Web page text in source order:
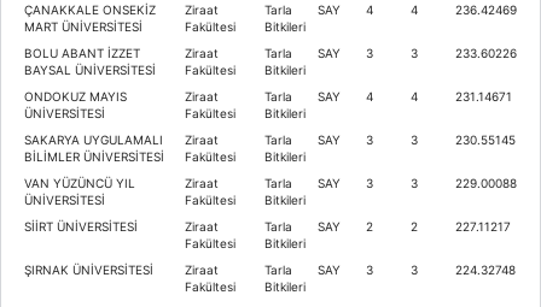
ÇANAKKALE ONSEKİZ
MART ÜNİVERSİTESİ
Ziraat
Fakültesi
Tarla
Bitkileri
SAY 4 4 236.42469
BOLU ABANT İZZET
BAYSAL ÜNİVERSİTESİ
Ziraat
Fakültesi
Tarla
Bitkileri
SAY 3 3 233.60226
ONDOKUZ MAYIS
ÜNİVERSİTESİ
Ziraat
Fakültesi
Tarla
Bitkileri
SAY 4 4 231.14671
SAKARYA UYGULAMALI
BİLİMLER ÜNİVERSİTESİ
Ziraat
Fakültesi
Tarla
Bitkileri
SAY 3 3 230.55145
VAN YÜZÜNCÜ YIL
ÜNİVERSİTESİ
Ziraat
Fakültesi
Tarla
Bitkileri
SAY 3 3 229.00088
SİİRT ÜNİVERSİTESİ
Ziraat
Fakültesi
Tarla
Bitkileri
SAY 2 2 227.11217
ŞIRNAK ÜNİVERSİTESİ
Ziraat
Fakültesi
Tarla
Bitkileri
SAY 3 3 224.32748